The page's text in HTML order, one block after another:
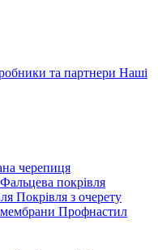
та партнери Наші
черепиця
Фальцева покрівля
Покрівля з очерету
Профнастил